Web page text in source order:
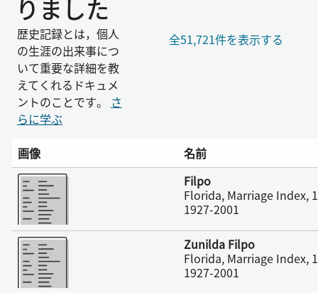
りました
歴史記録とは，個人
の生涯の出来事につ
いて重要な詳細を教
えてくれるドキュメ
ントのことです。 さ
らに学ぶ
全51,721件を表示する
画像
名前
さらに表示
Filpo
Florida, Marriage Index,
1927-2001
さらに表示
Zunilda Filpo
Florida, Marriage Index,
1927-2001